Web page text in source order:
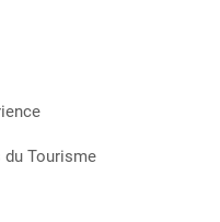
du Tourisme